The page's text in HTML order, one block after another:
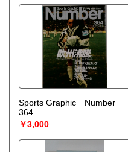
Sports Graphic Number
364
￥3,000